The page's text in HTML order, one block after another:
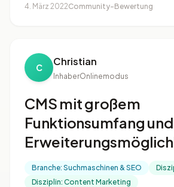
4. März 2022Community-Bewertung
C Christian
InhaberOnlinemodus
CMS mit großem
Funktionsumfang und
Branche: Suchmaschinen & SEO
Disziplin: Content Marketing